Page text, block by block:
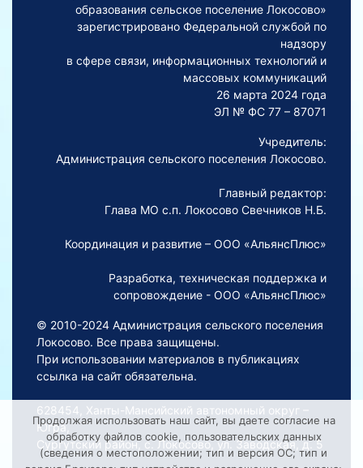
образования сельское поселение Локосово»
зарегистрировано Федеральной службой по
надзору
в сфере связи, информационных технологий и
массовых коммуникаций
26 марта 2024 года
ЭЛ № ФС 77 – 87071
Учредитель:
Администрация сельского поселения Локосово.
Главный редактор:
Глава МО с.п. Локосово Свечников Н.Б.
Координация и развитие – ООО «АльянсПлюс»
Разработка, техническая поддержка и
сопровождение - ООО «АльянсПлюс»
© 2010-2024 Администрация сельского поселения
Локосово. Все права защищены.
При использовании материалов в публикациях
ссылка на сайт обязательна.
628454, Ханты-Мансийский автономный округ –
Югра,
Сургутский район, с. Локосово, ул. Заводская, д. 5
Продолжая использовать наш сайт, вы даете согласие на
обработку файлов cookie, пользовательских данных
(сведения о местоположении; тип и версия ОС; тип и